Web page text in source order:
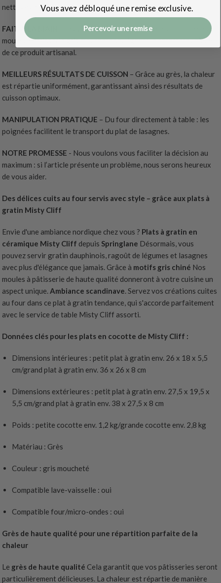
nettoyés au lave-vaisselle après la cuisson.
FAIT À LA MAIN
- Les variations de couleur et de structure des
moules à pâtisserie gris moucheté soulignent le caractère unique
de ce produit artisanal.
MEILLEURS RÉSULTATS DE CUISSON – Grâce au grès, la chaleur
est répartie uniformément, garantissant ainsi des résultats de
cuisson optimaux.
MANIPULATION PRATIQUE – Du four directement à table : les
poignées facilitent le transport du plat de lasagnes.
NOTRE PROMESSE - Nous voulons vous faciliter la décision au
maximum : si l’article présente un problème, nous serons heureux
de vous aider.
Des délices cuits au four servis avec style – grâce aux plats à
gratin Misty Cliff
Envie d'une ambiance nordique chez vous ? Plats à gratin en
céramique Misty Cliff depuis Springlane Désormais, vous
pouvez servir gratin dauphinois, ragoût de légumes et lasagnes
avec plus d'élégance que jamais. Grâce à motifs gris chiné Nos
moules à pâtisserie de haute qualité donneront à votre cuisine un
aspect unique.Ambiance scandinave. Servez vos créations cuites
au four dans ce plat à gratin tendance, qui s'accorde parfaitement
avec le service de table Misty Cliff assorti.
Données clés pour les plats en cocotte de Misty Cliff :
Dimensions intérieures : petit plat à gratin env. 26 x 18 x 5,5
cm/grand plat à gratin env. 36 x 26 x 8 cm
Dimensions extérieures : petit plat à gratin env. 27,5 x 19,5 x
5,5 cm/grand plat à gratin env. 38 x 27,5 x 8 cm
Poids : petite cocotte env. 1,2 kg/grande cocotte env. 2,8 kg
Matériau : Grès
Couleur : gris moucheté
Compatible lave-vaisselle : oui
Compatible four/micro-ondes : oui
Grès de haute qualité pour une répartition parfaite de la
chaleur
Le grès de haute qualité Cela garantit que vos pâtisseries seront
particulièrement délicieuses. La chaleur est répartie de manière
Vous avez débloqué une remise exclusive.
Percevoir une remise